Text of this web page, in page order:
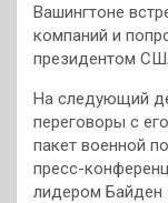
Вашингтоне
компаний и
президентом
На следующий
переговоры с
пакет военной
пресс-
лидером Байден